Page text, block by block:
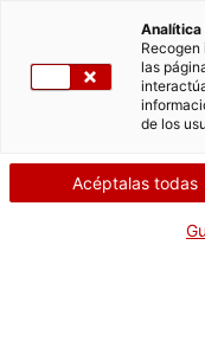
Servicios de
Actividades
Contacto
¿Qué
vinculadas al
corresponda
toda la
Analítica
Recogen
las
de los
Acéptalas todas